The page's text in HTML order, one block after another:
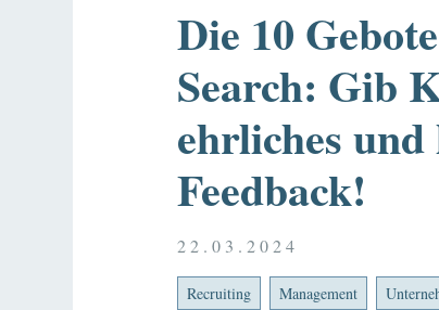
Die 10
Search: Gib
ehrliches
Feedback!
22.03.2024
Recruiting Management